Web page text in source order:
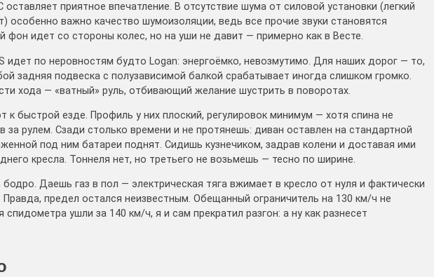
приятное впечатление. В отсутствие шума от силовой установки (легкий
особенно важно качество шумоизоляции, ведь все прочие звуки становятся
фон идет со стороны колес, но на уши не давит — примерно как в Весте.
идет по неровностям будто Logan: энергоёмко, невозмутимо. Для наших дорог — то,
задняя подвеска с полузависимой балкой срабатывает иногда слишком громко.
хода — «ватный» руль, отбивающий желание шустрить в поворотах.
к быстрой езде. Профиль у них плоский, регулировок минимум — хотя спина не
за рулем. Сзади столько времени и не протянешь: диван оставлен на стандартной
под ним батареи поднят. Сидишь кузнечиком, задрав колени и доставая ими
кресла. Тоннеля нет, но третьего не возьмешь — тесно по ширине.
бодро. Даешь газ в пол — электрическая тяга вжимает в кресло от нуля и фактически
предел остался неизвестным. Обещанный ограничитель на 130 км/ч не
спидометра ушли за 140 км/ч, я и сам прекратил разгон: а ну как разнесет